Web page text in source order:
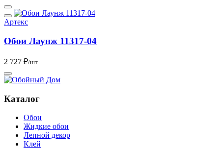
Артекс
Обои Лаунж 11317-04
2 727 ₽/шт
Каталог
Обои
Жидкие обои
Лепной декор
Клей